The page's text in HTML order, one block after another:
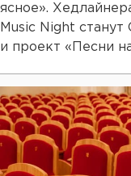
ясное».
Music Night
и проект «Песни